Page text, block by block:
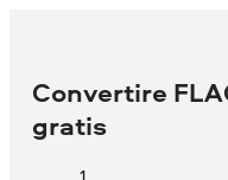
Convertire
gratis